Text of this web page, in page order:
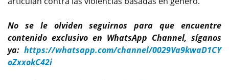
No se le olviden seguirnos para que encuentre
contenido exclusivo en WhatsApp Channel, síganos
ya: https://whatsapp.com/channel/0029Va9kwaD1CY
oZxxokC42i